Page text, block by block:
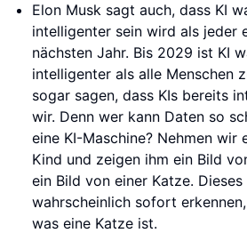
Elon Musk sagt auch, dass KI
intelligenter sein wird als jeder
nächsten Jahr. Bis 2029 ist KI
intelligenter als alle Menschen
sogar sagen, dass KIs bereits
wir. Denn wer kann Daten so
eine KI-Maschine? Nehmen wir
Kind und zeigen ihm ein Bild
ein Bild von einer Katze.
wahrscheinlich sofort
was eine Katze ist.